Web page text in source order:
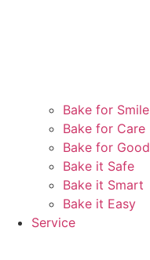
Bake for Smile
Bake for Care
Bake for Good
Bake it Safe
Bake it Smart
Bake it Easy
Service